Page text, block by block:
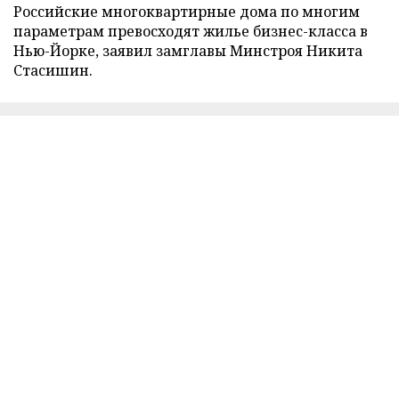
Российские многоквартирные дома по многим
параметрам превосходят жилье бизнес-класса в
Нью-Йорке, заявил замглавы Минстроя Никита
Стасишин.